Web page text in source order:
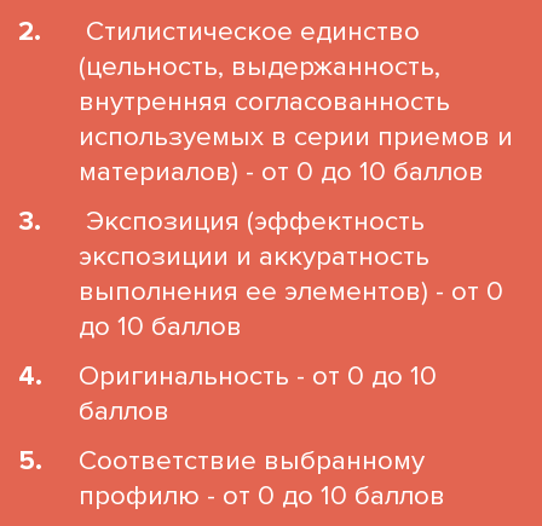
Стилистическое единство
(цельность, выдержанность,
внутренняя согласованность
используемых в серии приемов и
материалов) - от 0 до 10 баллов
Экспозиция (эффектность
экспозиции и аккуратность
выполнения ее элементов) - от 0
до 10 баллов
Оригинальность - от 0 до 10
баллов
Соответствие выбранному
профилю - от 0 до 10 баллов